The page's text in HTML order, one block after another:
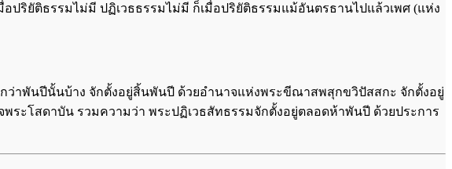
ริยัติธรรมไม่มี ปฏิเวธธรรมไม่มี ก็เมื่อปริยัติธรรมแม้อันตรธานไปแล้วเพศ (แห่ง
าพันปีนั้นบ้าง จักตั้งอยู่สิ้นพันปี ด้วยอำนาจแห่งพระขีณาสพสุกขวิปัสสกะ จักตั้งอยู่
ะโสดาบัน รวมความว่า พระปฏิเวธสัทธรรมจักตั้งอยู่ตลอดห้าพันปี ด้วยประการ